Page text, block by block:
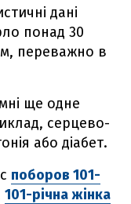
дані
понад 30
переважно в
ще одне
серцево-
або діабет.
поборов 101-
101-річна жінка